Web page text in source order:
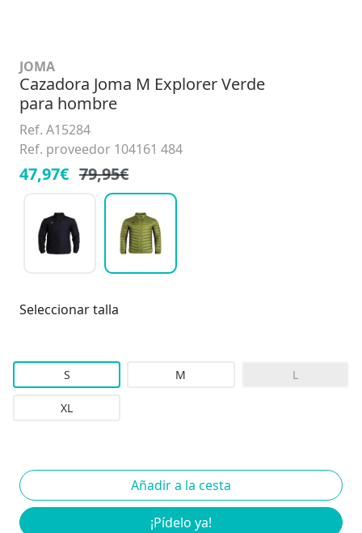
JOMA
Cazadora Joma M Explorer Verde
para hombre
Ref. A15284
Ref. proveedor 104161 484
47,97€ 79,95€
Seleccionar talla
S M L
XL
¡Pídelo ya!